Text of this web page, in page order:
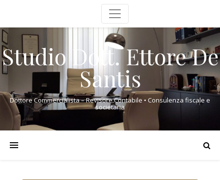
Studio Dott. Ettore De
Santis
Dottore Commercialista – Revisore Contabile • Consulenza fiscale e
societaria